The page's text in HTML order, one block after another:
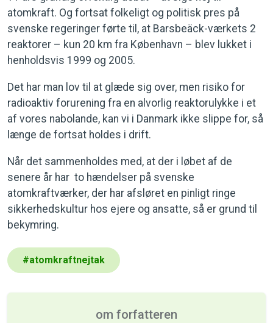
atomkraft. Og fortsat folkeligt og politisk pres på
svenske regeringer førte til, at Barsbeäck-værkets 2
reaktorer – kun 20 km fra København – blev lukket i
henholdsvis 1999 og 2005.
Det har man lov til at glæde sig over, men risiko for
radioaktiv forurening fra en alvorlig reaktorulykke i et
af vores nabolande, kan vi i Danmark ikke slippe for, så
længe de fortsat holdes i drift.
Når det sammenholdes med, at der i løbet af de
senere år har to hændelser på svenske
atomkraftværker, der har afsløret en pinligt ringe
sikkerhedskultur hos ejere og ansatte, så er grund til
bekymring.
#atomkraftnejtak
om forfatteren